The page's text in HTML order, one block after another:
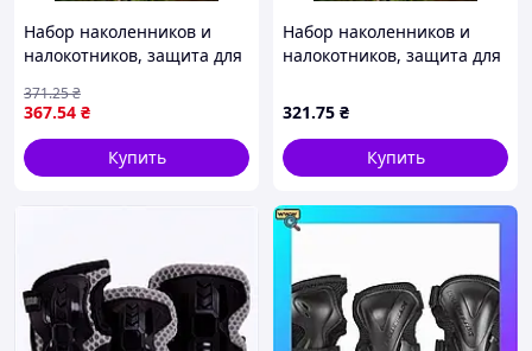
Набор наколенников и
налокотников, защита для
Оливковый
367.54 ₴
371.25₴
Купить
Набор наколенников и
налокотников, защита для
Оливковый
321.75 ₴
Купить